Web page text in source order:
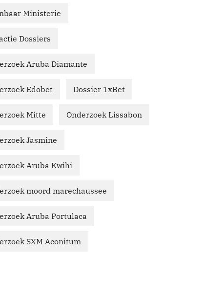
Ministerie
Dossiers
Aruba Diamante
Edobet Dossier 1xBet
Mitte Onderzoek Lissabon
Jasmine
Aruba Kwihi
moord marechaussee
Aruba Portulaca
SXM Aconitum